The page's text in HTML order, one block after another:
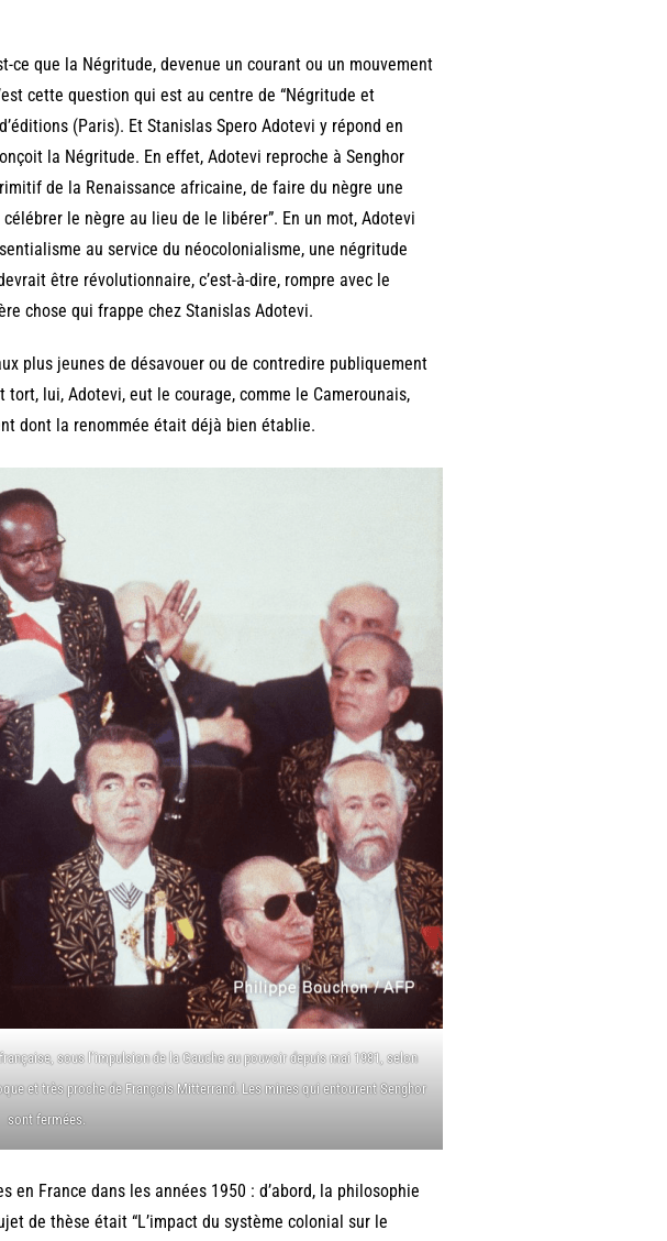
ce que la Négritude, devenue un courant ou un mouvement
cette question qui est au centre de “Négritude et
(Paris). Et Stanislas Spero Adotevi y répond en
la Négritude. En effet, Adotevi reproche à Senghor
de la Renaissance africaine, de faire du nègre une
le nègre au lieu de le libérer”. En un mot, Adotevi
au service du néocolonialisme, une négritude
être révolutionnaire, c’est-à-dire, rompre avec le
chose qui frappe chez Stanislas Adotevi.
plus jeunes de désavouer ou de contredire publiquement
lui, Adotevi, eut le courage, comme le Camerounais,
dont la renommée était déjà bien établie.
sous l’impulsion de la Gauche au pouvoir depuis mai 1981, selon
et très proche de François Mitterrand. Les mines qui entourent Senghor
sont fermées.
France dans les années 1950 : d’abord, la philosophie
de thèse était “L’impact du système colonial sur le